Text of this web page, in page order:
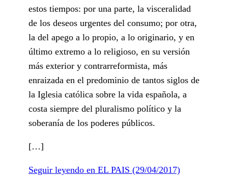
estos tiempos: por una parte, la visceralidad
de los deseos urgentes del consumo; por otra,
la del apego a lo propio, a lo originario, y en
último extremo a lo religioso, en su versión
más exterior y contrarreformista, más
enraizada en el predominio de tantos siglos de
la Iglesia católica sobre la vida española, a
costa siempre del pluralismo político y la
soberanía de los poderes públicos.
[…]
Seguir leyendo en EL PAIS (29/04/2017)